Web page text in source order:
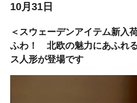
10月31日
＜スウェーデンアイテム新入
ふわ！ 北欧の魅力にあふれ
ス人形が登場です